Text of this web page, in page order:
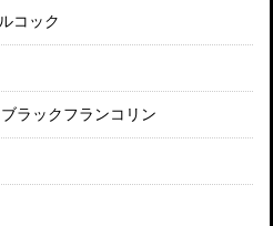
コック
ラックフランコリン